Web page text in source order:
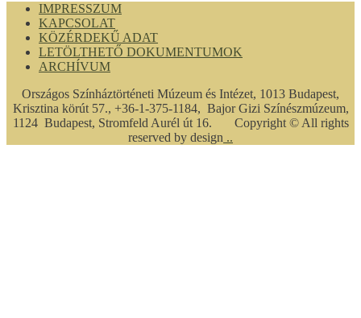
IMPRESSZUM
KAPCSOLAT
KÖZÉRDEKŰ ADAT
LETÖLTHETŐ DOKUMENTUMOK
ARCHÍVUM
Országos Színháztörténeti Múzeum és Intézet, 1013 Budapest,
Krisztina körút 57., +36-1-375-1184, Bajor Gizi Színészmúzeum,
1124 Budapest, Stromfeld Aurél út 16. Copyright © All rights
reserved by design ..